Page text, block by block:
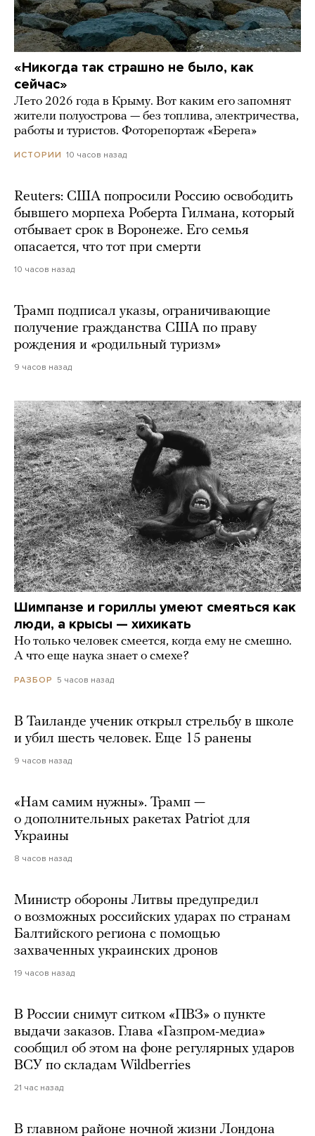
«Никогда так страшно не было, как
сейчас»
Лето 2026 года в Крыму. Вот каким его запомнят
жители полуострова — без топлива, электричества,
работы и туристов. Фоторепортаж «Берега»
ИСТОРИИ 10 часов назад
Reuters: США попросили Россию освободить
бывшего морпеха Роберта Гилмана, который
отбывает срок в Воронеже. Его семья
опасается, что тот при смерти
10 часов назад
Трамп подписал указы, ограничивающие
получение гражданства США по праву
рождения и «родильный туризм»
9 часов назад
Шимпанзе и гориллы умеют смеяться как
люди, а крысы — хихикать
Но только человек смеется, когда ему не смешно.
А что еще наука знает о смехе?
РАЗБОР 5 часов назад
В Таиланде ученик открыл стрельбу в школе
и убил шесть человек. Еще 15 ранены
9 часов назад
«Нам самим нужны». Трамп —
о дополнительных ракетах Patriot для
Украины
8 часов назад
Министр обороны Литвы предупредил
о возможных российских ударах по странам
Балтийского региона с помощью
захваченных украинских дронов
19 часов назад
В России снимут ситком «ПВЗ» о пункте
выдачи заказов. Глава «Газпром-медиа»
сообщил об этом на фоне регулярных ударов
ВСУ по складам Wildberries
21 час назад
В главном районе ночной жизни Лондона